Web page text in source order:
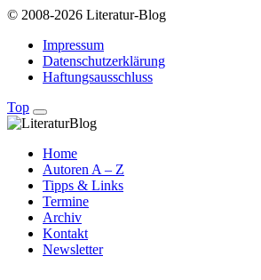
© 2008-2026 Literatur-Blog
Impressum
Datenschutzerklärung
Haftungsausschluss
Top
Home
Autoren A – Z
Tipps & Links
Termine
Archiv
Kontakt
Newsletter